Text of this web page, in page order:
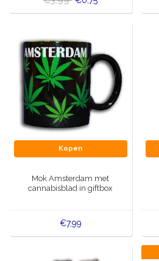
Kopen
Mok Amsterdam met
cannabisblad in giftbox
€7,99